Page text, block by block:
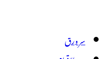
سر ورق